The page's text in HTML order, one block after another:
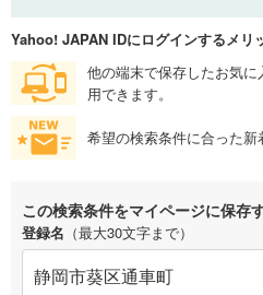
Yahoo! JAPAN IDにログインするメリ
他の端末で保存したお気
用できます。
希望の検索条件に合った新
この検索条件をマイページに保存
登録名 （最大30文字まで）